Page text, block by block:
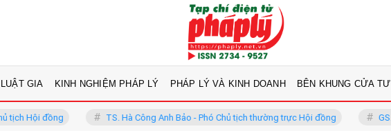
GIA KINH NGHIỆM PHÁP LÝ PHÁP LÝ VÀ KINH DOANH BÊN KHUNG CỬA
TS. Hà Công Anh Bảo - Phó Chủ tịch thường trực Hội đồng GS.TS Võ Khánh